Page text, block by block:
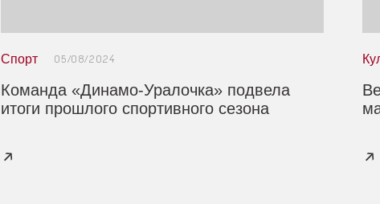
Спорт 05/08/2024
Команда «Динамо-Уралочка» подвела
итоги прошлого спортивного сезона